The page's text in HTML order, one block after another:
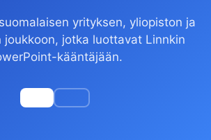
yrityksen, yliopiston ja
joukkoon, jotka luottavat Linnkin
kääntäjään.